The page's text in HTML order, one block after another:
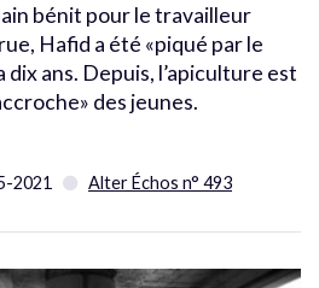
bénit pour le travailleur
Hafid a été «piqué par le
dix ans. Depuis, l’apiculture est
des jeunes.
2021 Alter Échos n° 493